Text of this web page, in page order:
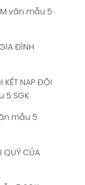
văn mẫu 5
ĐÌNH
NẠP ĐỘI
5 SGK
mẫu 5
QUÝ CỦA